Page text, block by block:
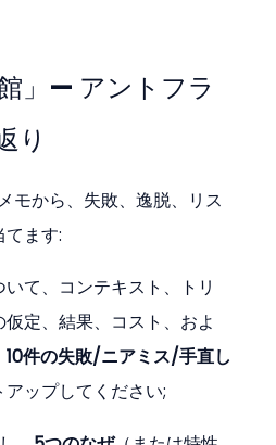
」— アントフラ
り
モから、失敗、逸脱、リス
ます:
て、コンテキスト、トリ
定、結果、コスト、およ
10件の失敗/ニアミス/手直し
アップしてください;